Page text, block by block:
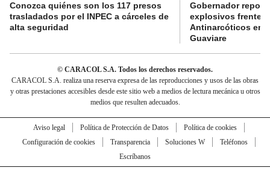
Conozca quiénes son los 117 presos
trasladados por el INPEC a cárceles de
alta seguridad
Gobernador
explosivos frente a
Antinarcóticos en
Guaviare
© CARACOL S.A. Todos los derechos reservados.
CARACOL S.A. realiza una reserva expresa de las reproducciones y usos de las obras
y otras prestaciones accesibles desde este sitio web a medios de lectura mecánica u otros
medios que resulten adecuados.
Aviso legal Política de Protección de Datos
Política de cookies
Configuración de cookies
Transparencia Soluciones W
Teléfonos
Escríbanos